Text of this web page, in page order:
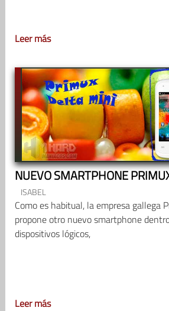
Leer más
NUEVO SMARTPHONE
ISABEL
Como es habitual, la empresa gallega
propone otro nuevo smartphone
dispositivos lógicos,
Leer más